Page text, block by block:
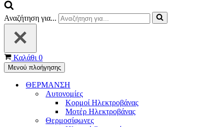
Αναζήτηση για...
Καλάθι 0
Μενού πλοήγησης
ΘΕΡΜΑΝΣΗ
Αυτονομίες
Κορμοί Ηλεκτροβάνας
Μοτέρ Ηλεκτροβάνας
Θερμοσίφωνες